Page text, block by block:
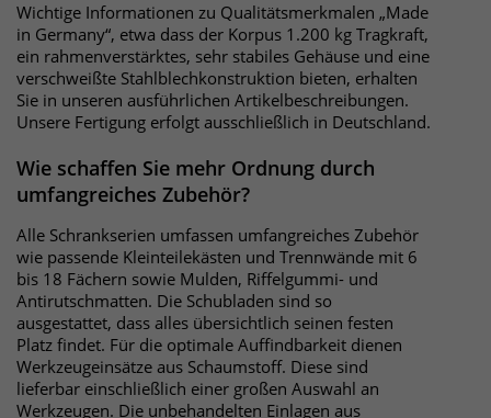
Wichtige Informationen zu Qualitätsmerkmalen „Made
in Germany“, etwa dass der Korpus 1.200 kg Tragkraft,
ein rahmenverstärktes, sehr stabiles Gehäuse und eine
verschweißte Stahlblechkonstruktion bieten, erhalten
Sie in unseren ausführlichen Artikelbeschreibungen.
Unsere Fertigung erfolgt ausschließlich in Deutschland.
Wie schaffen Sie mehr Ordnung durch
umfangreiches Zubehör?
Alle Schrankserien umfassen umfangreiches Zubehör
wie passende Kleinteilekästen und Trennwände mit 6
bis 18 Fächern sowie Mulden, Riffelgummi- und
Antirutschmatten. Die Schubladen sind so
ausgestattet, dass alles übersichtlich seinen festen
Platz findet. Für die optimale Auffindbarkeit dienen
Werkzeugeinsätze aus Schaumstoff. Diese sind
lieferbar einschließlich einer großen Auswahl an
Werkzeugen. Die unbehandelten Einlagen aus
Zweck
Das Cookie wird genutzt um temporär
Session Daten zu speichern
Name _pk_hsr
Anbieter Matomo
Zweck
Das Cookie wird genutzt um temporär
Session Daten zu speichern
Name _pk_testcookie